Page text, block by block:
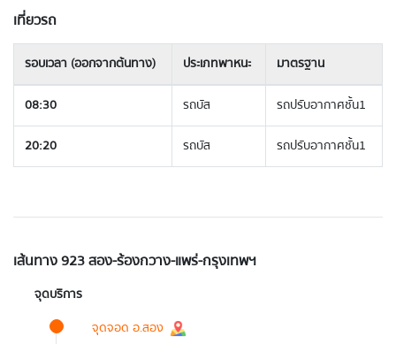
เที่ยวรถ
รอบเวลา (ออกจากต้นทาง) ประเภทพาหนะ มาตรฐาน
08:30 รถบัส รถปรับอากาศชั้น1
20:20 รถบัส รถปรับอากาศชั้น1
เส้นทาง 923 สอง-ร้องกวาง-แพร่-กรุงเทพฯ
จุดบริการ
จุดจอด อ.สอง